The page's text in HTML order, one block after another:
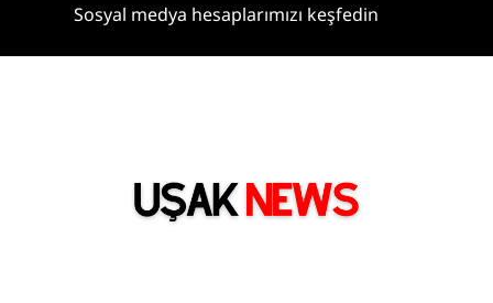
Sosyal medya hesaplarımızı keşfedin